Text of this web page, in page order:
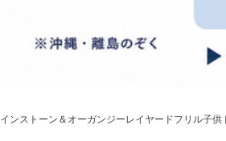
Shichi-Go-San
09
電話・メール・LINE
インストーン＆オーガンジーレイヤードフリル子